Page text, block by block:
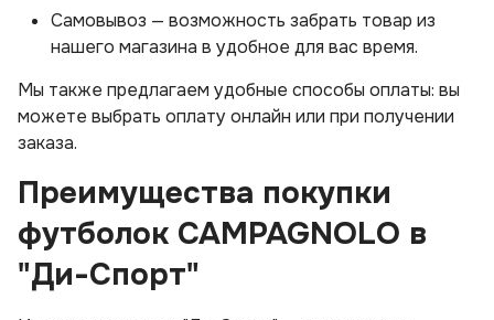
Самовывоз — возможность забрать товар из
нашего магазина в удобное для вас время.
Мы также предлагаем удобные способы оплаты: вы
можете выбрать оплату онлайн или при получении
заказа.
Преимущества покупки
футболок CAMPAGNOLO в
"Ди-Спорт"